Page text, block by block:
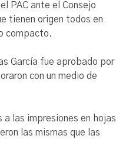
PAC ante el Consejo
tienen origen todos en
compacto.
García fue aprobado por
con un medio de
las impresiones en hojas
las mismas que las